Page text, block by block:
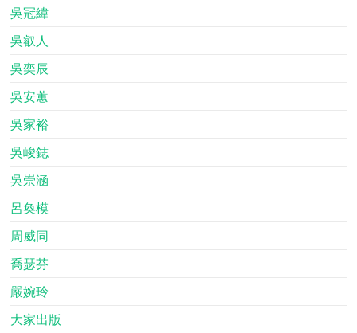
吳冠緯
吳叡人
吳奕辰
吳安蕙
吳家裕
吳峻鋕
吳崇涵
呂奐模
周威同
喬瑟芬
嚴婉玲
大家出版